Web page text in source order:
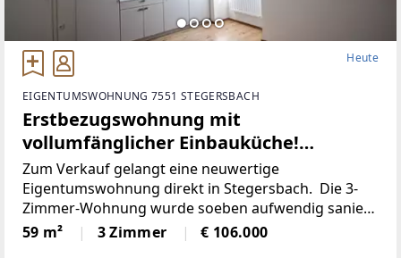
Heute
EIGENTUMSWOHNUNG 7551 STEGERSBACH
Erstbezugswohnung mit
vollumfänglicher Einbauküche!
(Provisionsfrei)
Zum Verkauf gelangt eine neuwertige
Eigentumswohnung direkt in Stegersbach. Die 3-
Zimmer-Wohnung wurde soeben aufwendig saniert.
So wurde unter anderem dieElektronik gänzlich
erneuert und für einen niedrigen
59 m² 3 Zimmer € 106.000